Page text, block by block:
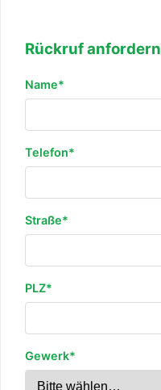
Rückruf anfordern
Name*
Telefon*
Straße*
PLZ*
Gewerk*